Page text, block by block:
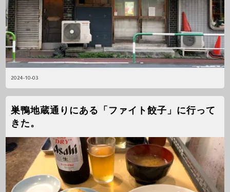
2024-10-03
巣鴨地蔵通りにある「ファイト餃子」に行って
きた。